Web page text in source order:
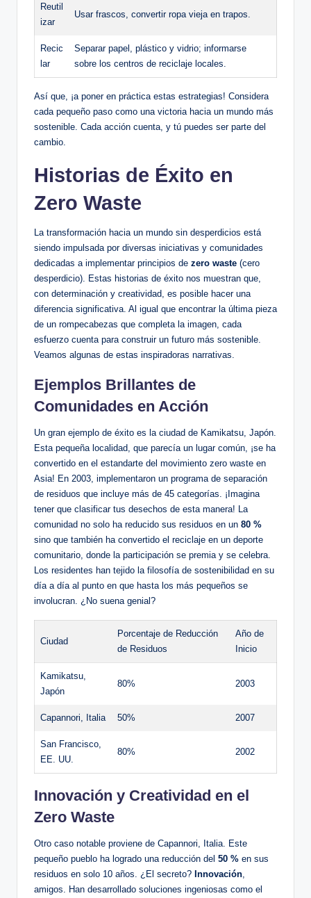
Reutil
izar
Usar frascos, convertir ropa vieja en trapos.
Recic
lar
Separar papel, plástico y vidrio; informarse
sobre los centros de reciclaje locales.
Así que, ¡a poner en práctica estas estrategias! Considera
cada pequeño paso como una victoria hacia un mundo más
sostenible. Cada acción cuenta, y tú puedes ser parte del
cambio.
Historias de Éxito en
Zero Waste
La transformación hacia un mundo sin desperdicios está
siendo impulsada por diversas iniciativas y comunidades
dedicadas a implementar principios de zero waste (cero
desperdicio). Estas historias de éxito nos muestran que,
con determinación y creatividad, es posible hacer una
diferencia significativa. Al igual que encontrar la última pieza
de un rompecabezas que completa la imagen, cada
esfuerzo cuenta para construir un futuro más sostenible.
Veamos algunas de estas inspiradoras narrativas.
Ejemplos Brillantes de
Comunidades en Acción
Un gran ejemplo de éxito es la ciudad de Kamikatsu, Japón.
Esta pequeña localidad, que parecía un lugar común, ¡se ha
convertido en el estandarte del movimiento zero waste en
Asia! En 2003, implementaron un programa de separación
de residuos que incluye más de 45 categorías. ¡Imagina
tener que clasificar tus desechos de esta manera! La
comunidad no solo ha reducido sus residuos en un 80 %
sino que también ha convertido el reciclaje en un deporte
comunitario, donde la participación se premia y se celebra.
Los residentes han tejido la filosofía de sostenibilidad en su
día a día al punto en que hasta los más pequeños se
involucran. ¿No suena genial?
Ciudad
Porcentaje de Reducción
de Residuos
Año de
Inicio
Kamikatsu,
Japón
80% 2003
Capannori, Italia 50% 2007
San Francisco,
EE. UU.
80% 2002
Innovación y Creatividad en el
Zero Waste
Otro caso notable proviene de Capannori, Italia. Este
pequeño pueblo ha logrado una reducción del 50 % en sus
residuos en solo 10 años. ¿El secreto? Innovación,
amigos. Han desarrollado soluciones ingeniosas como el